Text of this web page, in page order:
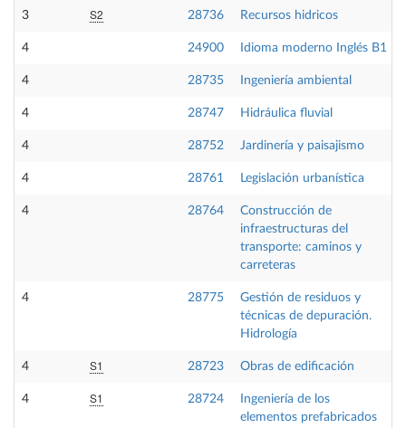
3 S2 28736 Recursos hidricos
4 24900 Idioma moderno Inglés B1
4 28735 Ingeniería ambiental
4 28747 Hidráulica fluvial
4 28752 Jardinería y paisajismo
4 28761 Legislación urbanística
4 28764
Construcción de
infraestructuras del
transporte: caminos y
carreteras
4 28775
Gestión de residuos y
técnicas de depuración.
Hidrología
4 S1 28723 Obras de edificación
4 S1 28724
Ingeniería de los
elementos prefabricados